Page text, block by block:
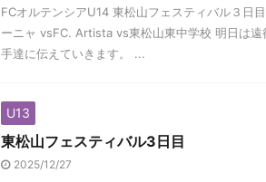
FCオルテンシアU14 東松山フェスティバル３日
ーニャ vsFC. Artista vs東松山東中学校 明日は遠
手達に伝えていきます。 ...
U13
東松山フェスティバル3日目
2025/12/27